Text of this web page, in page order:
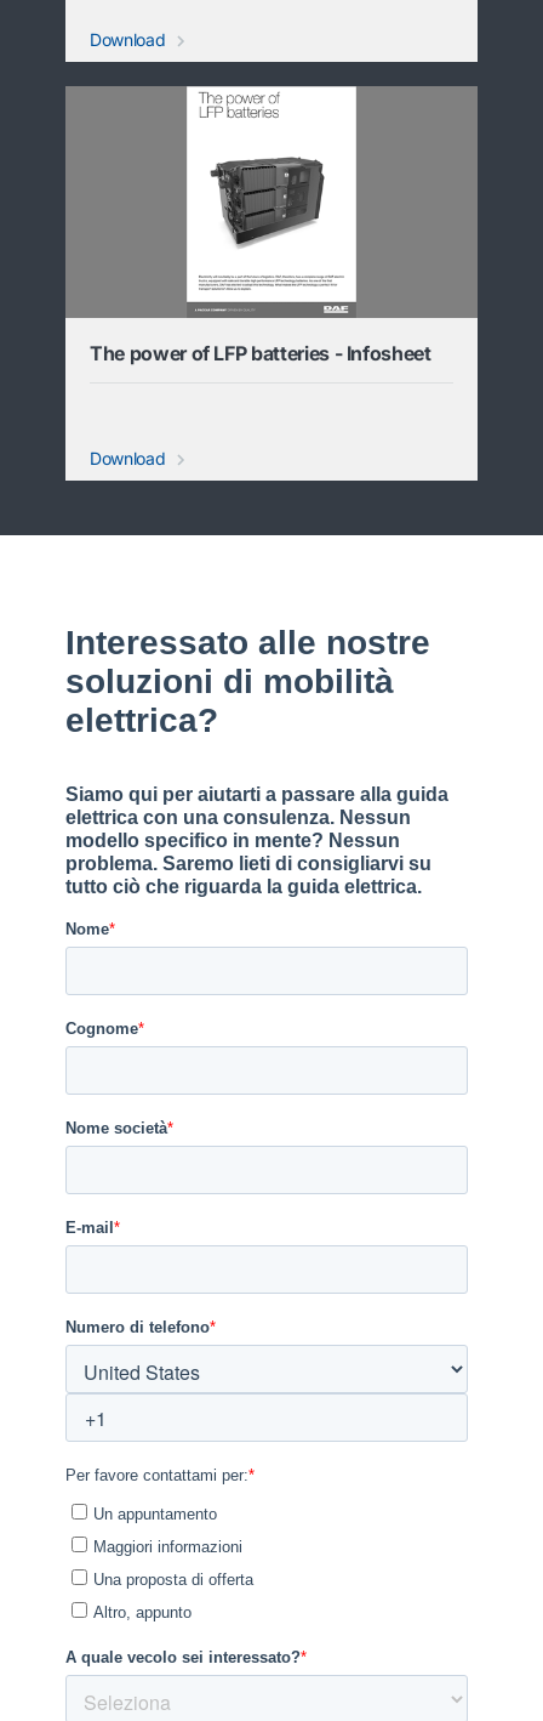
Download
The power of LFP batteries - Infosheet
Download